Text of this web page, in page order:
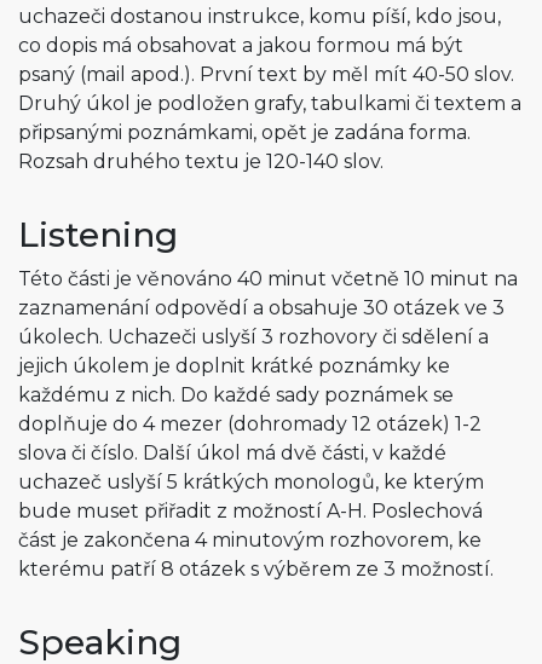
uchazeči dostanou instrukce, komu píší, kdo jsou,
co dopis má obsahovat a jakou formou má být
psaný (mail apod.). První text by měl mít 40-50 slov.
Druhý úkol je podložen grafy, tabulkami či textem a
připsanými poznámkami, opět je zadána forma.
Rozsah druhého textu je 120-140 slov.
Listening
Této části je věnováno 40 minut včetně 10 minut na
zaznamenání odpovědí a obsahuje 30 otázek ve 3
úkolech. Uchazeči uslyší 3 rozhovory či sdělení a
jejich úkolem je doplnit krátké poznámky ke
každému z nich. Do každé sady poznámek se
doplňuje do 4 mezer (dohromady 12 otázek) 1-2
slova či číslo. Další úkol má dvě části, v každé
uchazeč uslyší 5 krátkých monologů, ke kterým
bude muset přiřadit z možností A-H. Poslechová
část je zakončena 4 minutovým rozhovorem, ke
kterému patří 8 otázek s výběrem ze 3 možností.
Speaking